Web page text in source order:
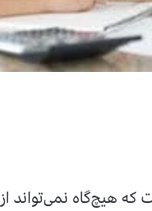
هیچ‌گاه نمی‌تواند از